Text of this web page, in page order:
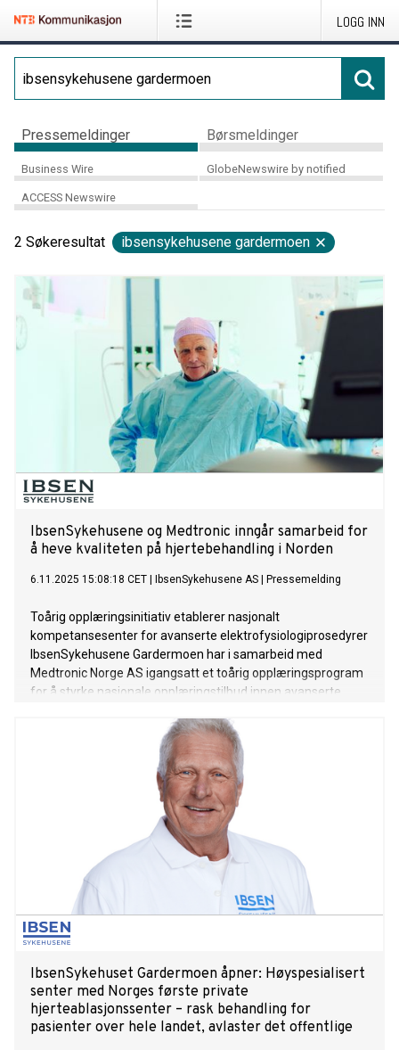
LOGG INN
Pressemeldinger Børsmeldinger
Business Wire GlobeNewswire by notified
ACCESS Newswire
2 Søkeresultat ibsensykehusene gardermoen
IbsenSykehusene og Medtronic inngår samarbeid for
å heve kvaliteten på hjertebehandling i Norden
6.11.2025 15:08:18 CET IbsenSykehusene AS Pressemelding
Toårig opplæringsinitiativ etablerer nasjonalt
kompetansesenter for avanserte elektrofysiologiprosedyrer
IbsenSykehusene Gardermoen har i samarbeid med
Medtronic Norge AS igangsatt et toårig opplæringsprogram
for å styrke nasjonale opplæringstilbud innen avanserte
IbsenSykehuset Gardermoen åpner: Høyspesialisert
senter med Norges første private
hjerteablasjonssenter – rask behandling for
pasienter over hele landet, avlaster det offentlige